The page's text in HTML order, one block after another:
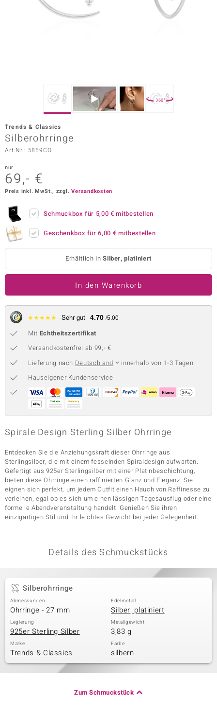
Vogue
Paraíso
BY DE MELO
Classics
360°
Trends & Classics
Silberohrringe
Art.Nr.: 5859CO
nur
69,- €
Preis inkl. MwSt., zzgl.Versandkosten
Schmuckbox für 5,00 € mitbestellen
Geschenkbox für6,00 € mitbestellen
Erhältlich inSilber, platiniert
In den Warenkorb
★★★★★ Sehr gut 4.70 /5.00
Mit Echtheitszertifikat
Versandkostenfrei ab 99,- €
Lieferung nach Deutschland
innerhalb von 1-3 Tagen
Hauseigener Kundenservice
Spirale Design Sterling Silber Ohrringe
Entdecken Sie die Anziehungskraft dieser Ohrringe aus
Sterlingsilber, die mit einem fesselnden Spiraldesign aufwarten.
Gefertigt aus 925er Sterlingsilber mit einer Platinbeschichtung,
bieten diese Ohrringe einen raffinierten Glanz und Eleganz. Sie
eignen sich perfekt, um jedem Outfit einen Hauch von Raffinesse zu
verleihen, egal ob es sich um einen lässigen Tagesausflug oder eine
formelle Abendveranstaltung handelt. Genießen Sie ihren
einzigartigen Stil und ihr leichtes Gewicht bei jeder Gelegenheit.
Details des Schmuckstücks
Silberohrringe
Abmessungen
Ohrringe - 27 mm
Edelmetall
Silber, platiniert
Legierung
925er Sterling Silber
Metallgewicht
3,83 g
Marke
Trends & Classics
Farbe
silbern
Zum Schmuckstück